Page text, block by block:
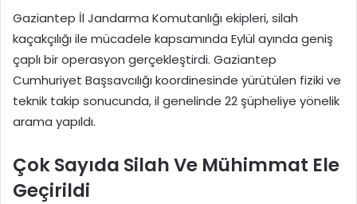
Gaziantep İl Jandarma Komutanlığı ekipleri, silah
kaçakçılığı ile mücadele kapsamında Eylül ayında geniş
çaplı bir operasyon gerçekleştirdi. Gaziantep
Cumhuriyet Başsavcılığı koordinesinde yürütülen fiziki ve
teknik takip sonucunda, il genelinde 22 şüpheliye yönelik
arama yapıldı.
Çok Sayıda Silah Ve Mühimmat Ele
Geçirildi